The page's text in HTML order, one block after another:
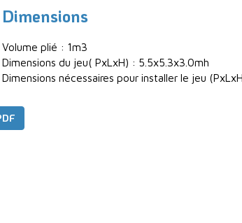
Dimensions
Volume plié : 1m3
Dimensions du jeu( PxLxH) : 5.5x5.3x3.0mh
Dimensions nécessaires pour installer le jeu